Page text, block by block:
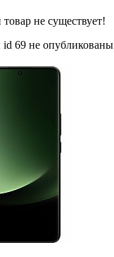
не существует!
69 не опубликованы